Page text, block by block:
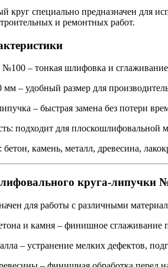
круг специально предназначен для
и ремонтных работ.
№100 – тонкая шлифовка и
мм – удобный размер для
– быстрая замена без потери
подходит для
камень, металл, древесина,
круга-липучки
для работы с различными
и камня – финишное сглаживание
– устранение мелких дефектов,